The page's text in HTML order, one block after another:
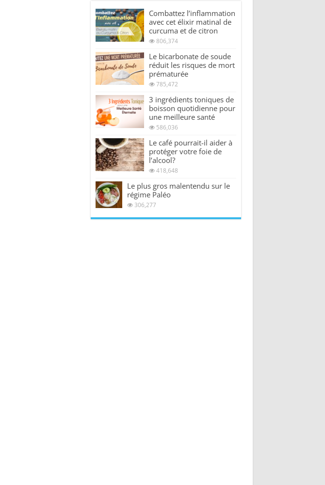
Combattez l’inflammation
avec cet élixir matinal de
curcuma et de citron
806,374
Le bicarbonate de soude
réduit les risques de mort
prématurée
785,472
3 ingrédients toniques de
boisson quotidienne pour
une meilleure santé
586,036
Le café pourrait-il aider à
protéger votre foie de
l’alcool?
418,648
Le plus gros malentendu sur le
régime Paléo
306,277